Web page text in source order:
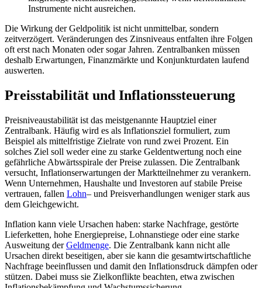
Instrumente nicht ausreichen.
Die Wirkung der Geldpolitik ist nicht unmittelbar, sondern
zeitverzögert. Veränderungen des Zinsniveaus entfalten ihre Folgen
oft erst nach Monaten oder sogar Jahren. Zentralbanken müssen
deshalb Erwartungen, Finanzmärkte und Konjunkturdaten laufend
auswerten.
Preisstabilität und Inflationssteuerung
Preisniveaustabilität ist das meistgenannte Hauptziel einer
Zentralbank. Häufig wird es als Inflationsziel formuliert, zum
Beispiel als mittelfristige Zielrate von rund zwei Prozent. Ein
solches Ziel soll weder eine zu starke Geldentwertung noch eine
gefährliche Abwärtsspirale der Preise zulassen. Die Zentralbank
versucht, Inflationserwartungen der Marktteilnehmer zu verankern.
Wenn Unternehmen, Haushalte und Investoren auf stabile Preise
vertrauen, fallen Lohn– und Preisverhandlungen weniger stark aus
dem Gleichgewicht.
Inflation kann viele Ursachen haben: starke Nachfrage, gestörte
Lieferketten, hohe Energiepreise, Lohnanstiege oder eine starke
Ausweitung derGeldmenge. Die Zentralbank kann nicht alle
Ursachen direkt beseitigen, aber sie kann die gesamtwirtschaftliche
Nachfrage beeinflussen und damit den Inflationsdruck dämpfen oder
stützen. Dabei muss sie Zielkonflikte beachten, etwa zwischen